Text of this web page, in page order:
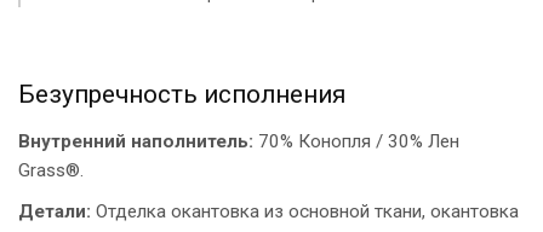
Безупречность исполнения
Внутренний наполнитель: 70% Конопля / 30% Лен
Grass®.
Детали: Отделка окантовка из основной ткани, окантовка